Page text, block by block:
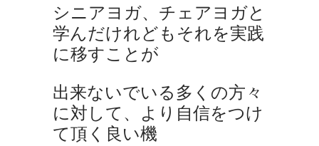
シニアヨガ、チェアヨガと
学んだけれどもそれを実践
に移すことが
出来ないでいる多くの方々
に対して、より自信をつけ
て頂く良い機